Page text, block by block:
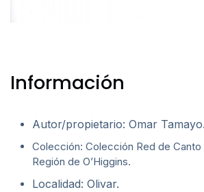
Información
Autor/propietario: Omar Tamayo.
Colección: Colección Red de Canto
Región de O’Higgins.
Localidad: Olivar.